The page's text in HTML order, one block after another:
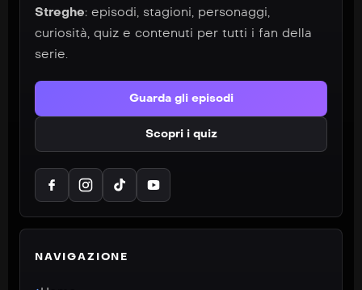
Streghe: episodi, stagioni, personaggi,
curiosità, quiz e contenuti per tutti i fan della
serie.
Guarda gli episodi
Scopri i quiz
NAVIGAZIONE